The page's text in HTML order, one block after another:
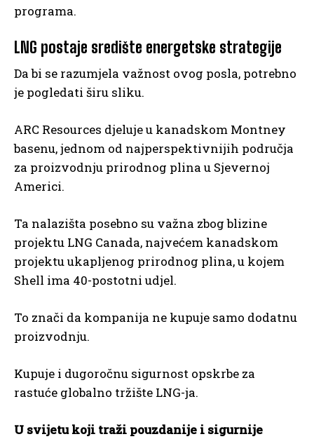
programa.
LNG postaje središte energetske strategije
Da bi se razumjela važnost ovog posla, potrebno
je pogledati širu sliku.
ARC Resources djeluje u kanadskom Montney
basenu, jednom od najperspektivnijih područja
za proizvodnju prirodnog plina u Sjevernoj
Americi.
Ta nalazišta posebno su važna zbog blizine
projektu LNG Canada, najvećem kanadskom
projektu ukapljenog prirodnog plina, u kojem
Shell ima 40-postotni udjel.
To znači da kompanija ne kupuje samo dodatnu
proizvodnju.
Kupuje i dugoročnu sigurnost opskrbe za
rastuće globalno tržište LNG-ja.
U svijetu koji traži pouzdanije i sigurnije